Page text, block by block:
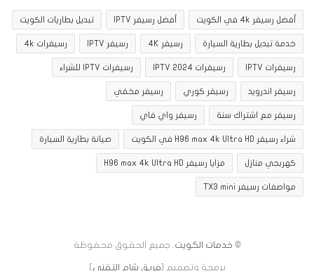
أفضل رسيفر 4k في الكويت أفضل رسيفر IPTV تبديل بطاريات الكويت
خدمة تبديل بطارية السيارة رسيفر 4K رسيفر IPTV رسيفرات 4k
رسيفرات IPTV رسيفرات IPTV 2024 رسيفرات IPTV للشراء
رسيفر اندرويد رسيفر كوري رسيفر مخفي
رسيفر مع اشتراك سنة رسيفر واي فاي
شراء رسيفر H96 max 4k Ultra HD في الكويت صيانة بطارية السيارة
كهربجي منازل مزايا رسيفر H96 max 4k Ultra HD
مواصفات رسيفر TX3 mini
© خدمات الكويت. جميع الحقوق محفوظة
برمجة وتصميم [فريق شام التقني]